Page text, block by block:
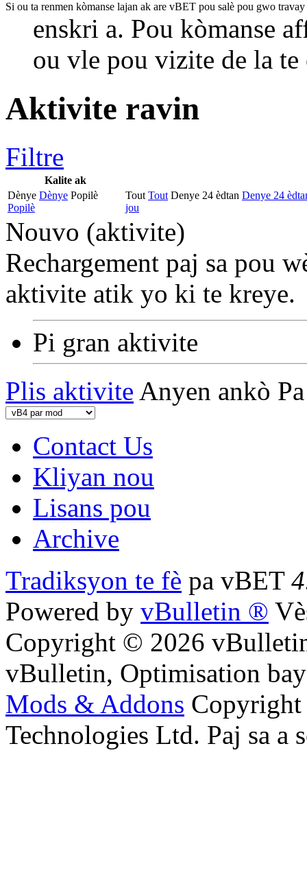
Si ou ta renmen kòmanse lajan ak are vBET pou salè pou gwo travay
enskri a. Pou kòmanse
ou vle pou vizite de la
Aktivite ravin
Filtre
Kalite ak
Dènye Dènye Popilè
Popilè
Tout Tout Denye 24 èdtan Denye 24
jou
Nouvo (aktivite)
Rechargement paj sa pou
aktivite atik yo ki te kreye.
Pi gran aktivite
Plis aktivite Anyen ankò
Contact Us
Kliyan nou
Lisans pou
Archive
Tradiksyon te fè pa vBET
Powered by vBulletin ®
Copyright © 2026
vBulletin, Optimisation
Mods & Addons
Technologies Ltd. Paj sa a